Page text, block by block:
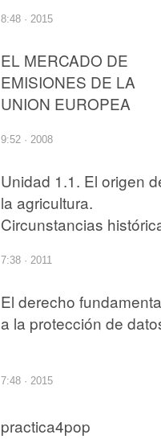
8:48 · 2015
EL MERCADO DE
EMISIONES DE LA
UNION EUROPEA
9:52 · 2008
Unidad 1.1. El origen
la agricultura.
Circunstancias
7:38 · 2011
El derecho
a la protección de
7:48 · 2015
practica4pop